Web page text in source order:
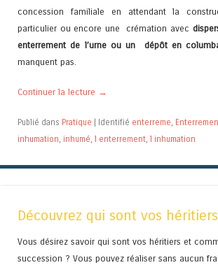
concession familiale en attendant la
particulier ou encore une crémation avec
enterrement de l’urne ou un dépôt en
manquent pas.
Continuer la lecture →
Publié dans Pratique Identifié enterreme,
inhumation, inhumé, l enterrement, l inhumation
Découvrez qui sont vos héritiers
Vous désirez savoir qui sont vos héritiers et
succession ? Vous pouvez réaliser sans aucun